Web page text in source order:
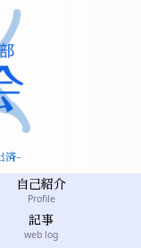
済-
自己紹介
Profile
記事
web log